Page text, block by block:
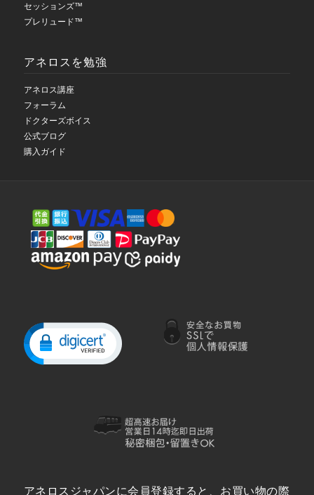
セッションズ™
プレリュード™
アネロスを勉強
アネロス講座
フォーラム
ドクターズボイス
公式ブログ
購入ガイド
アネロスジャパンに会員登録すると、お買い物の際